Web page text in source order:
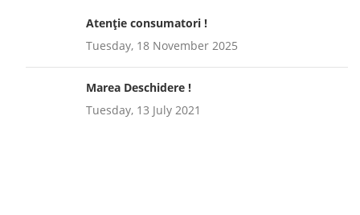
Atenție consumatori !
Tuesday, 18 November 2025
Marea Deschidere !
Tuesday, 13 July 2021